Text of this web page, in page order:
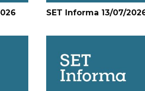
SET Informa 13/07/